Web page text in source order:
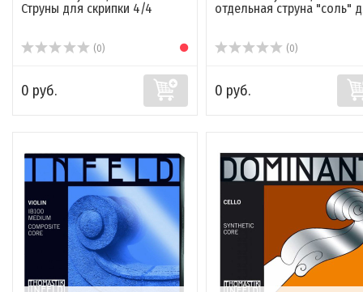
Струны для скрипки 4/4
(0)
0 руб.
отдельная струна "соль"
(0)
0 руб.